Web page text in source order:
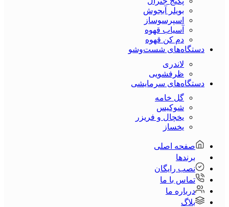
بویلر آبجوش
اسپرسوساز
آسیاب قهوه
دم کن قهوه
دستگاه‌های شست‌و‌شو
لاندری
ظرفشویی
دستگاه‌های سرمایشی
گل خامه
شوکیس
یخچال و فریزر
یخساز
صفحه اصلی
برندها
نصب رایگان
تماس با ما
درباره ما
بلاگ